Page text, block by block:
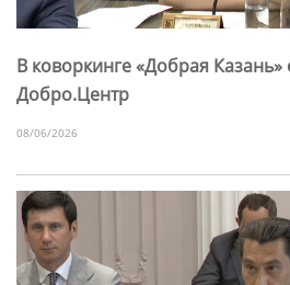
В коворкинге «Добрая Казань»
Добро.Центр
08/06/2026